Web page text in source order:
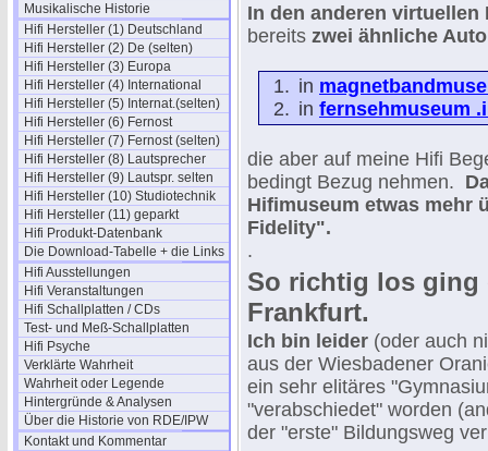
Musikalische Historie
Hifi Hersteller (1) Deutschland
Hifi Hersteller (2) De (selten)
Hifi Hersteller (3) Europa
Hifi Hersteller (4) International
Hifi Hersteller (5) Internat.(selten)
Hifi Hersteller (6) Fernost
Hifi Hersteller (7) Fernost (selten)
Hifi Hersteller (8) Lautsprecher
Hifi Hersteller (9) Lautspr. selten
Hifi Hersteller (10) Studiotechnik
Hifi Hersteller (11) geparkt
Hifi Produkt-Datenbank
Die Download-Tabelle + die Links
Hifi Ausstellungen
Hifi Veranstaltungen
Hifi Schallplatten / CDs
Test- und Meß-Schallplatten
Hifi Psyche
Verklärte Wahrheit
Wahrheit oder Legende
Hintergründe & Analysen
Über die Historie von RDE/IPW
Kontakt und Kommentar
In den anderen virtuellen
bereits zwei ähnliche
in
in fernsehmuseum
die aber auf meine Hifi
bedingt Bezug nehmen.
Hifimuseum etwas mehr
Fidelity".
.
So richtig los ging
Frankfurt.
Ich bin leider (oder auch
aus der Wiesbadener
ein sehr elitäres
"verabschiedet" worden
der "erste" Bildungsweg